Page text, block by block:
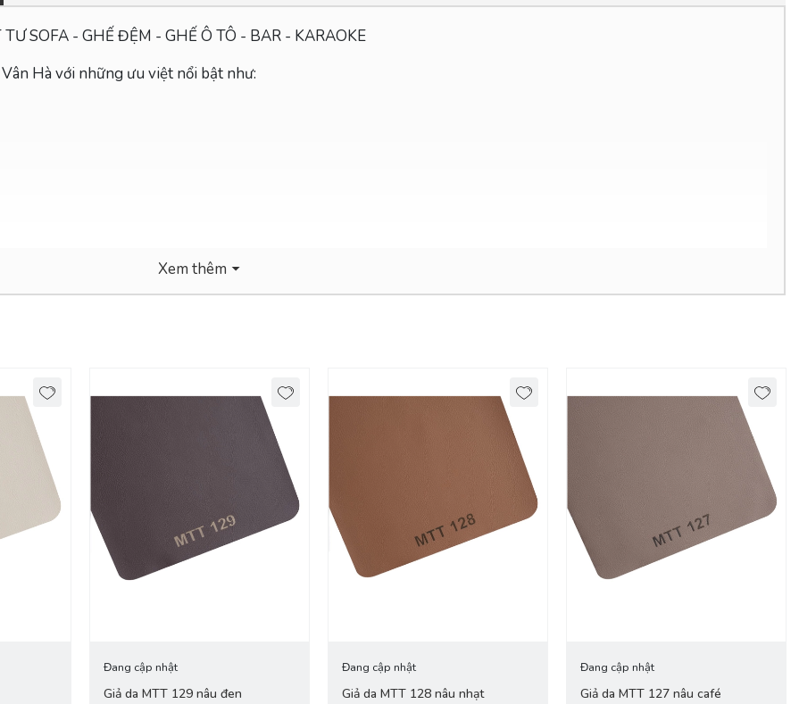
SOFA - GHẾ ĐỆM - GHẾ Ô TÔ - BAR - KARAOKE
Vân Hà với những ưu việt nổi bật như:
Xem thêm
Đang cập nhật
Giả da MTT 129 nâu đen
Đang cập nhật
Giả da MTT 128 nâu nhạt
Đang cập nhật
Giả da MTT 127 nâu café